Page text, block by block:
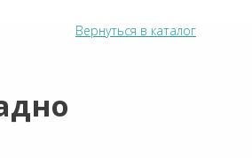
Вернуться в каталог